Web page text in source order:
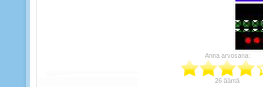
Anna arvosana:
26 ääntä